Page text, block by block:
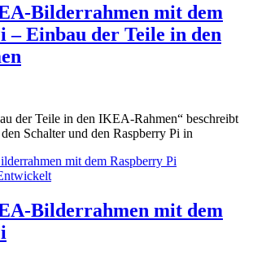
Bilderrahmen mit dem
– Einbau der Teile in den
der Teile in den IKEA-Rahmen“ beschreibt
Schalter und den Raspberry Pi in
Bilderrahmen mit dem